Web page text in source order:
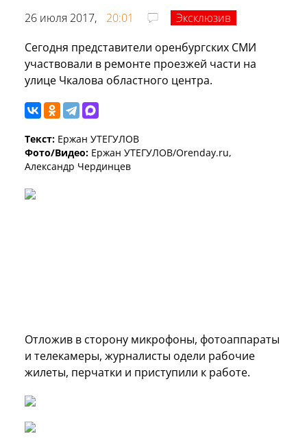
26 июля 2017, 20:01
Эксклюзив
Сегодня представители оренбургских СМИ
участвовали в ремонте проезжей части на
улице Чкалова областного центра.
Текст: Ержан УТЕГУЛОВ
Фото/Видео: Ержан УТЕГУЛОВ/Orenday.ru,
Александр Чердинцев
Отложив в сторону микрофоны, фотоаппараты
и телекамеры, журналисты одели рабочие
жилеты, перчатки и приступили к работе.